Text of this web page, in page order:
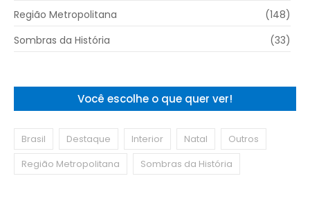
Região Metropolitana
(148)
Sombras da História
(33)
Você escolhe o que quer ver!
Brasil Destaque Interior Natal
Outros
Região Metropolitana
Sombras da História